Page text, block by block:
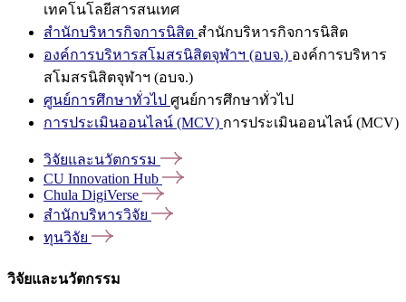
เทคโนโลยีสารสนเทศ
สำนักบริหารกิจการนิสิต สำนักบริหารกิจการนิสิต
องค์การบริหารสโมสรนิสิตจุฬาฯ (อบจ.) องค์การบริหาร
สโมสรนิสิตจุฬาฯ (อบจ.)
ศูนย์การศึกษาทั่วไป ศูนย์การศึกษาทั่วไป
การประเมินออนไลน์ (MCV) การประเมินออนไลน์ (MCV)
วิจัยและนวัตกรรม
CU Innovation Hub
Chula DigiVerse
สำนักบริหารวิจัย
ทุนวิจัย
วิจัยและนวัตกรรม